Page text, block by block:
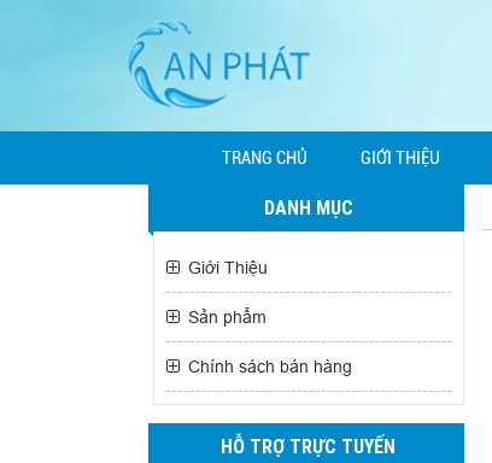
TRANG CHỦ GIỚI THIỆU
DANH MỤC
Giới Thiệu
Sản phẩm
Chính sách bán hàng
HỖ TRỢ TRỰC TUYẾN